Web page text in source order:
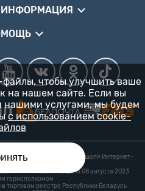
ИНФОРМАЦИЯ
«Гарденшоп» Интернет-
24/7
УНП 193702687 выдано 08 августа 2023
горисполкомом
торговом реестре Республики Беларусь
файлы, чтобы улучшить ваше
на нашем сайте. Если вы
нашими услугами, мы будем
с использованием cookie-